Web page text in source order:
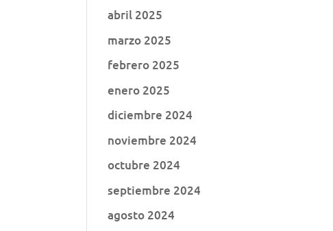
abril 2025
marzo 2025
febrero 2025
enero 2025
diciembre 2024
noviembre 2024
octubre 2024
septiembre 2024
agosto 2024